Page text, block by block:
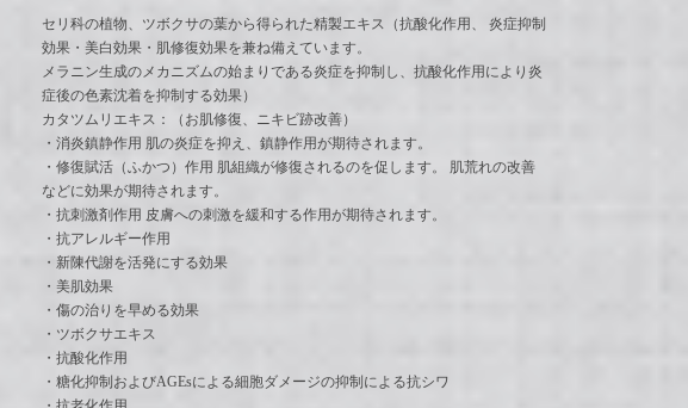
セリ科の植物、ツボクサの葉から得られた精製エキス（抗酸化作用、 炎症抑制
効果・美白効果・肌修復効果を兼ね備えています。
メラニン生成のメカニズムの始まりである炎症を抑制し、抗酸化作用により炎
症後の色素沈着を抑制する効果）
カタツムリエキス：（お肌修復、ニキビ跡改善）
・消炎鎮静作用 肌の炎症を抑え、鎮静作用が期待されます。
・修復賦活（ふかつ）作用 肌組織が修復されるのを促します。 肌荒れの改善
などに効果が期待されます。
・抗刺激剤作用 皮膚への刺激を緩和する作用が期待されます。
・抗アレルギー作用
・新陳代謝を活発にする効果
・美肌効果
・傷の治りを早める効果
・ツボクサエキス
・抗酸化作用
・糖化抑制およびAGEsによる細胞ダメージの抑制による抗シワ